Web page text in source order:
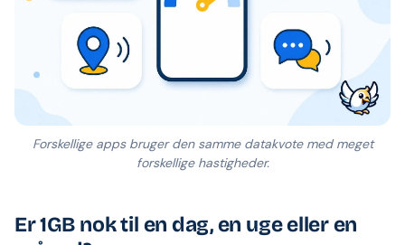
Forskellige apps bruger den samme datakvote med meget
forskellige hastigheder.
Er 1GB nok til en dag, en uge eller en